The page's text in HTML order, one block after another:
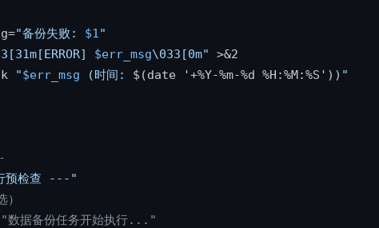
"备份失败: $1"
$err_msg\033[0m"
>&2
"$err_msg (时间: $(date '+%Y-%m-%d %H:%M:%S') )"
预检查 ---"
据备份任务开始执行..."